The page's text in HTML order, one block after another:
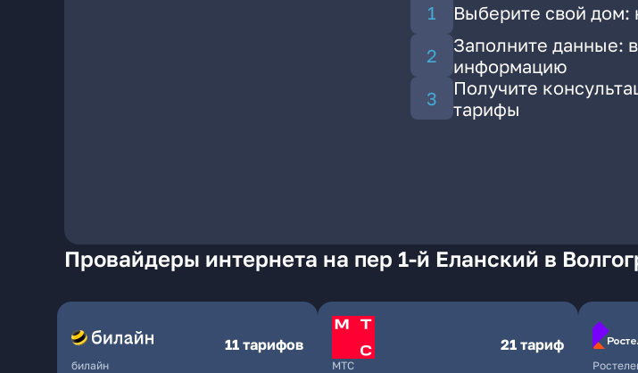
Выберите свой дом:
Заполните данные:
информацию
Получите
тарифы
Провайдеры интернета на пер 1-й Еланский в
билайн
11 тарифов
МТС
21 тариф